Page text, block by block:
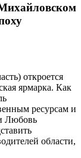
откроется
ярмарка. Как
ресурсам и
Любовь
области,